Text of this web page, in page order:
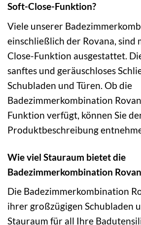
Soft-Close-Funktion?
Viele unserer
einschließlich der Rovana, sind
Close-Funktion ausgestattet.
sanftes und geräuschloses
Schubladen und Türen. Ob die
Badezimmerkombination
Funktion verfügt, können Sie
Produktbeschreibung
Wie viel Stauraum bietet die
Badezimmerkombination
Die Badezimmerkombination
ihrer großzügigen Schubladen
Stauraum für all Ihre